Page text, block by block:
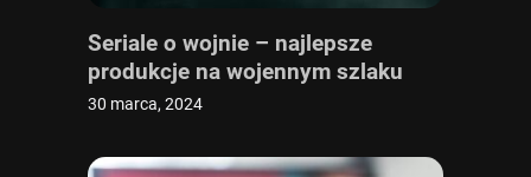
Seriale o wojnie – najlepsze
produkcje na wojennym szlaku
30 marca, 2024